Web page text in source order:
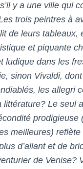
y a une ville qui
trois peintres à
de leurs tableaux,
et piquante
ludique dans les
sinon Vivaldi,
les allegri
littérature? Le seul
meilleures)
d’allant et de
de Venise?